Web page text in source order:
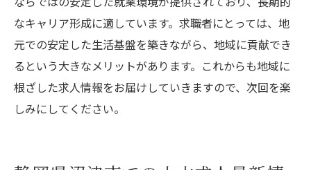
なキャリア形成に適しています。求職者にとっては、地
元での安定した生活基盤を築きながら、地域に貢献でき
るという大きなメリットがあります。これからも地域に
根ざした求人情報をお届けしていきますので、次回を楽
しみにしてください。